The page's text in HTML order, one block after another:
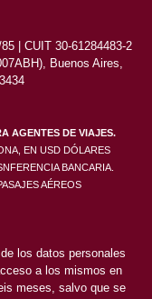
| CUIT 30-61284483-2
Buenos Aires,
AGENTES DE VIAJES.
EN USD DÓLARES
BANCARIA.
AÉREOS
los datos personales
a los mismos en
meses, salvo que se